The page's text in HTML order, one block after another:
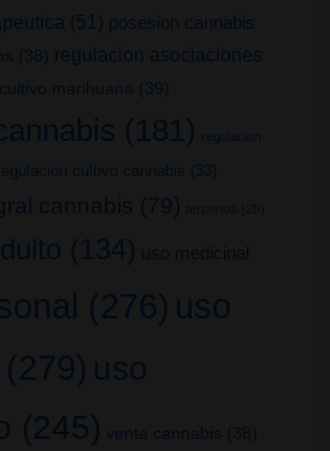
(51) posesion cannabis
(38)
regulacion asociaciones
marihuana (39)
(181) regulacion
cultivo cannabis (33)
cannabis (79) terpenos (25)
(134) uso medicinal
(276) uso
(279) uso
(245) venta cannabis (38)